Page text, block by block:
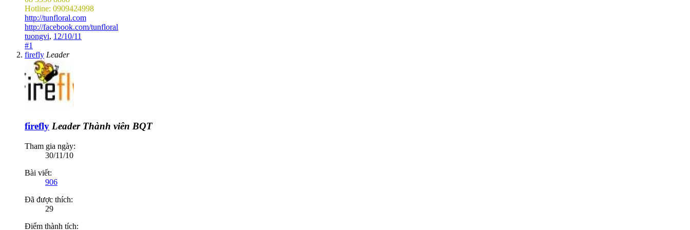
Hotline: 0909424998
http://tunfloral.com
http://facebook.com/tunfloral
tuongvi, 12/10/11
#1
firefly Leader
firefly Leader Thành viên BQT
Tham gia ngày:
30/11/10
Bài viết:
906
Đã được thích:
29
Điểm thành tích: